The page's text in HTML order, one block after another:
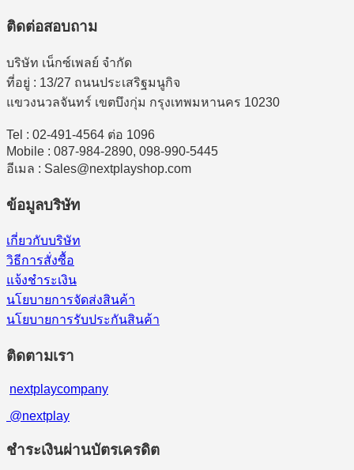
ติดต่อสอบถาม
บริษัท เน็กซ์เพลย์ จำกัด
ที่อยู่ : 13/27 ถนนประเสริฐมนูกิจ
แขวงนวลจันทร์ เขตบึงกุ่ม กรุงเทพมหานคร 10230
Tel : 02-491-4564 ต่อ 1096
Mobile : 087-984-2890, 098-990-5445
อีเมล : Sales@nextplayshop.com
ข้อมูลบริษัท
เกี่ยวกับบริษัท
วิธีการสั่งซื้อ
แจ้งชำระเงิน
นโยบายการจัดส่งสินค้า
นโยบายการรับประกันสินค้า
ติดตามเรา
nextplaycompany
@nextplay
ชำระเงินผ่านบัตรเครดิต